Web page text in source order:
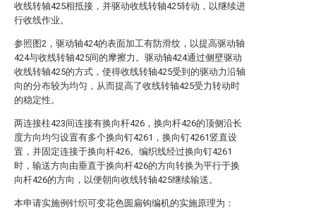
收线转轴425相抵接，并驱动收线转轴425转动，以继续进
行收线作业。
参照图2，驱动轴424的表面加工有防滑纹，以提高驱动轴
424与收线转轴425间的摩擦力。驱动轴424通过侧壁驱动
收线转轴425的方式，使得收线转轴425受到的驱动力沿轴
向的分布较为均匀，从而提高了收线转轴425受力转动时
的稳定性。
两连接柱423间连接有换向杆426，换向杆426的顶侧沿长
度方向均匀设置有多个换向钉4261，换向钉4261竖直设
置，并固定连接于换向杆426。编织线经过换向钉4261
时，输送方向由垂直于换向杆426的方向转换为平行于换
向杆426的方向，以便朝向收线转轴425继续输送。
本申请实施例针织可变花色圆扁钩编机的实施原理为：